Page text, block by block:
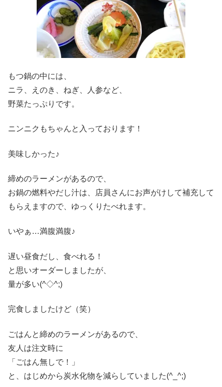
もつ鍋の中には、
ニラ、えのき、ねぎ、人参など、
野菜たっぷりです。
ニンニクもちゃんと入っております！
美味しかった♪
締めのラーメンがあるので、
お鍋の燃料やだし汁は、店員さんにお声がけして補充して
もらえますので、ゆっくりたべれます。
いやぁ…満腹満腹♪
遅い昼食だし、食べれる！
と思いオーダーしましたが、
量が多い(^◇^;)
完食しましたけど（笑）
ごはんと締めのラーメンがあるので、
友人は注文時に
「ごはん無しで！」
と、はじめから炭水化物を減らしていました(^_^;)